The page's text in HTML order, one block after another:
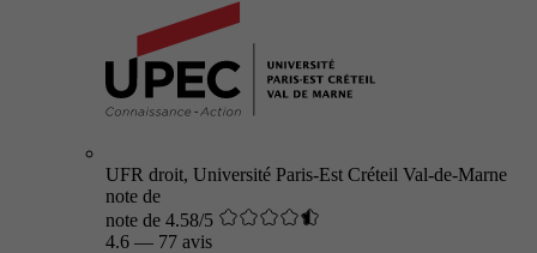
UFR droit, Université Paris-Est Créteil Val-de-Marne
note de
note de 4.58/5
4.6 — 77 avis